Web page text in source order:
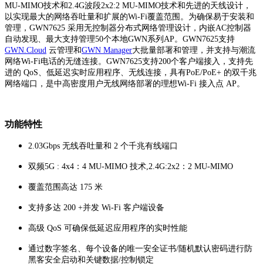
MU-MIMO技术和2.4G波段2x2:2 MU-MIMO技术和先进的天线设计，
以实现最大的网络吞吐量和扩展的Wi-Fi覆盖范围。为确保易于安装和
管理， GWN7625 采用无控制器分布式网络管理设计，内嵌AC控制器
自动发现、最大支持管理50个本地GWN系列 AP。 GWN7625支持
GWN.Cloud 云管理和GWN Manager大批量部署和管理，并支持与潮流
网络Wi-Fi电话的无缝连接。 GWN7625支持200个客户端接入，支持先
进的 QoS、低延迟实时应用程序、无线连接，具有PoE/PoE+ 的双千兆
网络端口，是中高密度用户无线网络部署的理想Wi-Fi 接入点 AP。
功能特性
2.03Gbps 无线吞吐量和 2 个千兆有线端口
双频5G : 4x4：4 MU-MIMO 技术,2.4G:2x2：2 MU-MIMO
覆盖范围高达 175 米
支持多达 200 +并发 Wi-Fi 客户端设备
高级 QoS 可确保低延迟应用程序的实时性能
通过数字签名、每个设备的唯一安全证书/随机默认密码进行防
黑客安全启动和关键数据/控制锁定